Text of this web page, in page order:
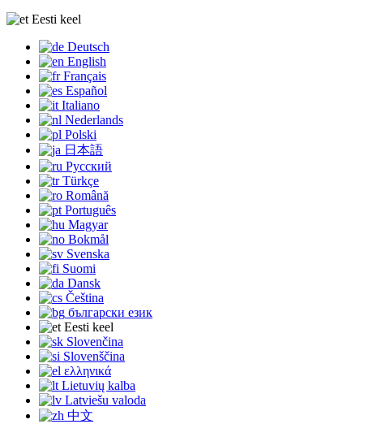
Eesti keel
Deutsch
English
Français
Español
Italiano
Nederlands
Polski
日本語
Русский
Türkçe
Română
Português
Magyar
Bokmål
Svenska
Suomi
Dansk
Čeština
български език
Eesti keel
Slovenčina
Slovenščina
ελληνικά
Lietuvių kalba
Latviešu valoda
中文